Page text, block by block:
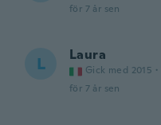
för 7 år sen
L Laura
Gick med 2015 ·
för 7 år sen